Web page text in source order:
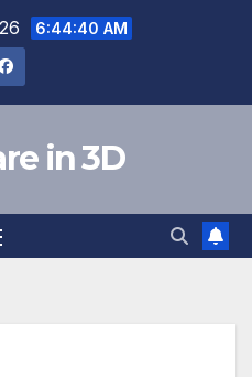
6:44:41 AM
in 3D